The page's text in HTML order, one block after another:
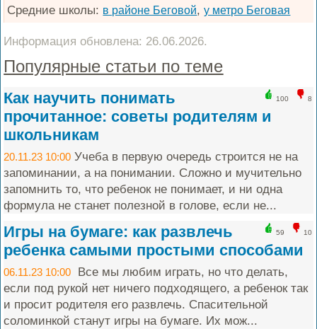
Средние школы: в районе Беговой,у метро Беговая
Информация обновлена: 26.06.2026.
Популярные статьи по теме
100 8
Как научить понимать
прочитанное: советы родителям и
школьникам
20.11.23 10:00 Учеба в первую очередь строится не на
запоминании, а на понимании. Сложно и мучительно
запомнить то, что ребенок не понимает, и ни одна
формула не станет полезной в голове, если не...
59 10
Игры на бумаге: как развлечь
ребенка самыми простыми способами
06.11.23 10:00 Все мы любим играть, но что делать,
если под рукой нет ничего подходящего, а ребенок так
и просит родителя его развлечь. Спасительной
соломинкой станут игры на бумаге. Их мож...